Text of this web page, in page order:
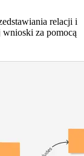
relacji i
za pomocą